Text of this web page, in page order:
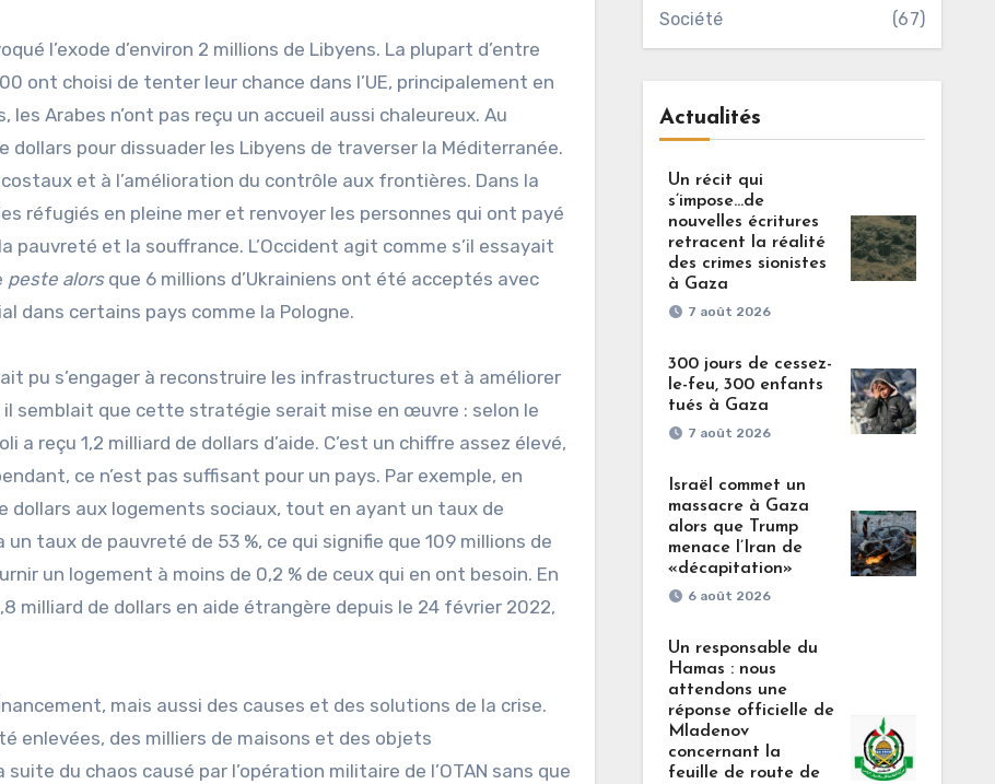
l’exode d’environ 2 millions de Libyens. La plupart d’entre
ont choisi de tenter leur chance dans l’UE, principalement en
Arabes n’ont pas reçu un accueil aussi chaleureux. Au
dollars pour dissuader les Libyens de traverser la Méditerranée.
et à l’amélioration du contrôle aux frontières. Dans la
réfugiés en pleine mer et renvoyer les personnes qui ont payé
pauvreté et la souffrance. L’Occident agit comme s’il essayait
peste alorsque 6 millions d’Ukrainiens ont été acceptés avec
dans certains pays comme la Pologne.
pu s’engager à reconstruire les infrastructures et à améliorer
il semblait que cette stratégie serait mise en œuvre : selon le
a reçu 1,2 milliard de dollars d’aide. C’est un chiffre assez élevé,
ce n’est pas suffisant pour un pays. Par exemple, en
dollars aux logements sociaux, tout en ayant un taux de
taux de pauvreté de 53 %, ce qui signifie que 109 millions de
un logement à moins de 0,2 % de ceux qui en ont besoin. En
milliard de dollars en aide étrangère depuis le 24 février 2022,
mais aussi des causes et des solutions de la crise.
enlevées, des milliers de maisons et des objets
du chaos causé par l’opération militaire de l’OTAN sans que
Société (67)
Actualités
Un récit qui
s’impose…de
nouvelles écritures
retracent la réalité
des crimes sionistes
à Gaza
7 août 2026
300 jours de cessez-
le-feu, 300 enfants
tués à Gaza
7 août 2026
Israël commet un
massacre à Gaza
alors que Trump
menace l’Iran de
«décapitation»
6 août 2026
Un responsable du
Hamas : nous
attendons une
réponse officielle de
Mladenov
concernant la
feuille de route de